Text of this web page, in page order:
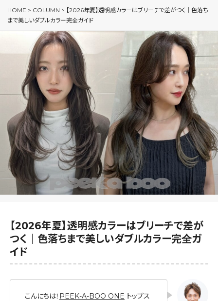
HOME > COLUMN > 【2026年夏】透明感カラーはブリーチで差がつく｜色落ち
まで美しいダブルカラー完全ガイド
【2026年夏】透明感カラーはブリーチで差が
つく｜色落ちまで美しいダブルカラー完全ガ
イド
こんにちは！ PEEK-A-BOO ONE トップス